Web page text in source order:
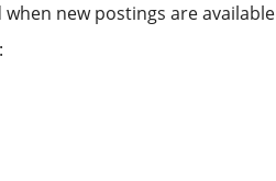
new postings are available